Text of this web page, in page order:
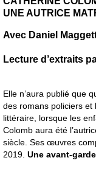
UNE AUTRICE
Avec Daniel
Lecture d’extraits
Elle n’aura publié que
des romans policiers et
littéraire, lorsque les
Colomb aura été
siècle. Ses œuvres
2019. Une avant-